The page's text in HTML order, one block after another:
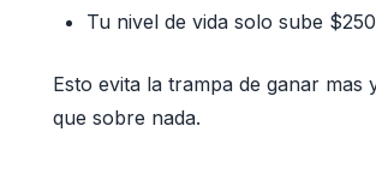
Tu nivel de vida solo sube $250
Esto evita la trampa de ganar mas
que sobre nada.